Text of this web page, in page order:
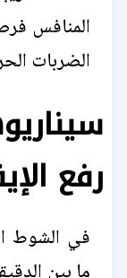
المنافس
الضربات
رفع
في الشوط